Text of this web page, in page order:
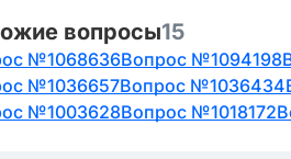
вопросы15
№1068636Вопрос №1094198
№1036657Вопрос №1036434
№1003628Вопрос №1018172